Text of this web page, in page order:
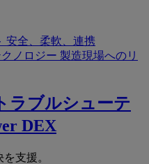
安全、柔軟、連携
ノロジー 製造現場へのリ
ラブルシューテ
DEX
支援。